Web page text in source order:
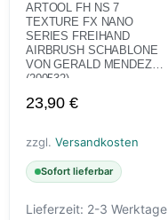
ARTOOL FH NS 7
TEXTURE FX NANO
SERIES FREIHAND
AIRBRUSH SCHABLONE
VON GERALD MENDEZ
(200532)
23,90 €
zzgl. Versandkosten
Sofort lieferbar
Lieferzeit: 2-3 Werktage